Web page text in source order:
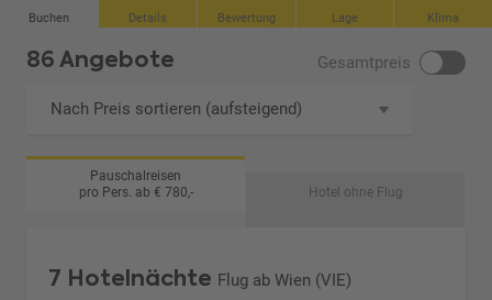
Buchen Details Bewertung Lage Klima
86 Angebote Gesamtpreis
Nach Preis sortieren (aufsteigend)
Pauschalreisen
pro Pers. ab € 780,-
Hotel ohne Flug
7 Hotelnächte Flug ab Wien (VIE)